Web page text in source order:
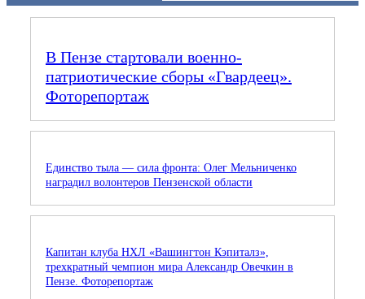
В Пензе стартовали военно-
патриотические сборы «Гвардеец».
Фоторепортаж
Единство тыла — сила фронта: Олег Мельниченко
наградил волонтеров Пензенской области
Капитан клуба НХЛ «Вашингтон Кэпиталз»,
трехкратный чемпион мира Александр Овечкин в
Пензе. Фоторепортаж